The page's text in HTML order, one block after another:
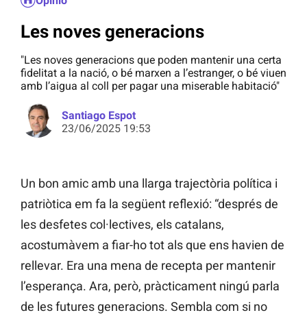
Les noves generacions
"Les noves generacions que poden mantenir una certa
fidelitat a la nació, o bé marxen a l’estranger, o bé viuen
amb l’aigua al coll per pagar una miserable habitació"
Santiago Espot
23/06/2025 19:53
Un bon amic amb una llarga trajectòria política i
patriòtica em fa la següent reflexió: “després de
les desfetes col·lectives, els catalans,
acostumàvem a fiar-ho tot als que ens havien de
rellevar. Era una mena de recepta per mantenir
l’esperança. Ara, però, pràcticament ningú parla
de les futures generacions. Sembla com si no